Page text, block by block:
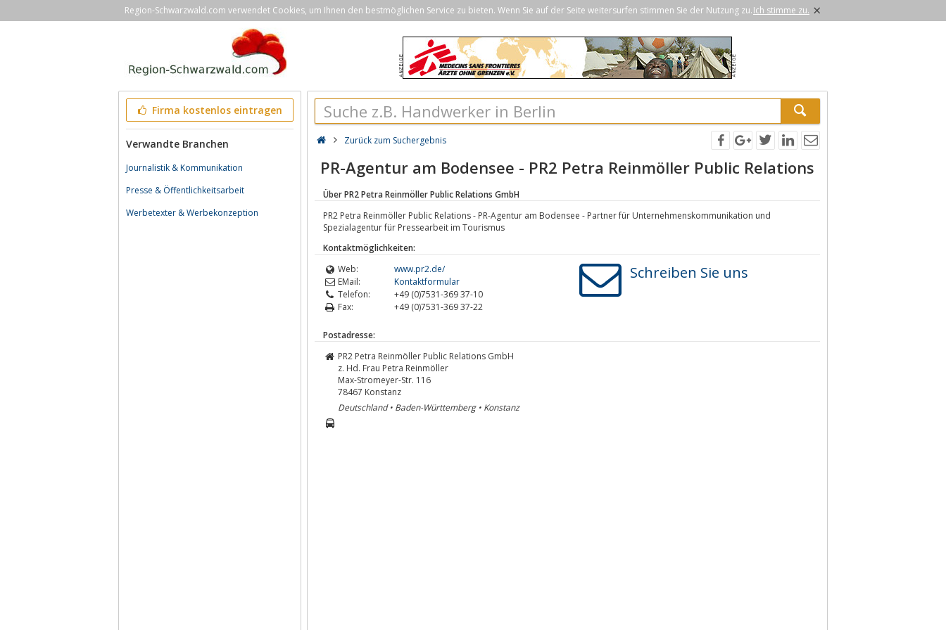
Region-Schwarzwald.com verwendet Cookies, um Ihnen den bestmöglichen Service zu bieten. Wenn Sie auf der Seite weitersurfen stimmen Sie der Nutzung zu.Ich stimme zu. ×
Firma kostenlos eintragen
Verwandte Branchen
Journalistik & Kommunikation
Presse & Öffentlichkeitsarbeit
Werbetexter & Werbekonzeption
Zurück zum Suchergebnis
PR-Agentur am Bodensee - PR2 Petra Reinmöller Public Relations
Über PR2 Petra Reinmöller Public Relations GmbH
PR2 Petra Reinmöller Public Relations - PR-Agentur am Bodensee - Partner für Unternehmenskommunikation und
Spezialagentur für Pressearbeit im Tourismus
Kontaktmöglichkeiten:
Web:
www.pr2.de/
EMail:
Kontaktformular
Telefon:
+49 (0)7531-369 37-10
Fax:
+49 (0)7531-369 37-22
Schreiben Sie uns
Postadresse:
PR2 Petra Reinmöller Public Relations GmbH
z. Hd. Frau Petra Reinmöller
Max-Stromeyer-Str. 116
78467 Konstanz
Deutschland • Baden-Württemberg • Konstanz